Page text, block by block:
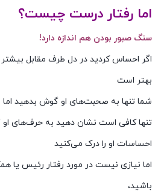
اما رفتار درست چیست؟
سنگ صبور بودن هم اندازه دارد!
اگر احساس کردید در دل طرف مقابل بیشتر
بهتر است
شما تنها به صحبت‌های او گوش بدهید اما او
تنها کافی است نشان دهید به حرف‌های
احساسات او را درک می‌کنید
اما نیازی نیست در مورد رفتار رئیس یا
باشید،